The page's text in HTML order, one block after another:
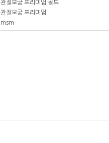
관절보궁 프리미엄 골드
관절보궁 프리미엄
msm